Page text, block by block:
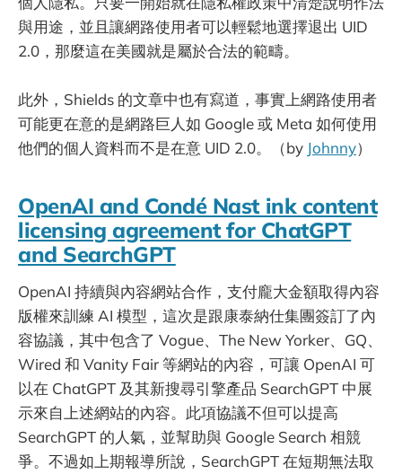
與用途，並且讓網路使用者可以輕鬆地選擇退出 UID
2.0，那麼這在美國就是屬於合法的範疇。
此外，Shields 的文章中也有寫道，事實上網路使用者
可能更在意的是網路巨人如 Google 或 Meta 如何使用
他們的個人資料而不是在意 UID 2.0。（by Johnny）
OpenAI and Condé Nast ink content
licensing agreement for ChatGPT
and SearchGPT
OpenAI 持續與內容網站合作，支付龐大金額取得內容
版權來訓練 AI 模型，這次是跟康泰納仕集團簽訂了內
容協議，其中包含了 Vogue、The New Yorker、GQ、
Wired 和 Vanity Fair 等網站的內容，可讓 OpenAI 可
以在 ChatGPT 及其新搜尋引擎產品 SearchGPT 中展
示來自上述網站的內容。此項協議不但可以提高
SearchGPT 的人氣，並幫助與 Google Search 相競
爭。不過如上期報導所說，SearchGPT 在短期無法取